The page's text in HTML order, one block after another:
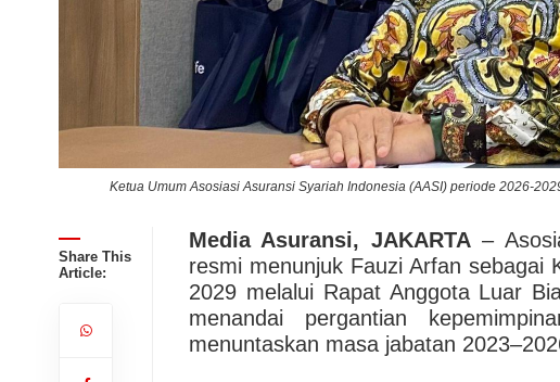
Ketua Umum Asosiasi Asuransi Syariah Indonesia (AASI) periode 2026-
Share This
Article:
Media Asuransi, JAKARTA–
resmi menunjuk Fauzi Arfan sebagai
2029 melalui Rapat Anggota Luar
menandai pergantian
menuntaskan masa jabatan